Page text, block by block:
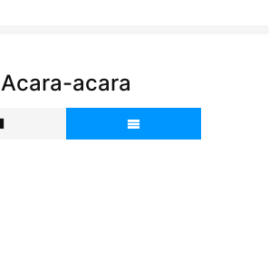
Acara-acara